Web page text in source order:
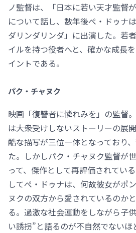
ノ監督は、「日本に若い天才監督
について話し、数年後ぺ・ドゥナ
ダリンダリンダ」に出演した。若
イルを持つ役者へと、確かな成長
イントである。
パク・チャヌク
映画「復讐者に憐れみを」の監督
は大衆受けしないストーリーの展
酷な描写が三位一体となっており
た。しかしパク・チャヌク監督が
って、傑作として再評価されてい
してぺ・ドゥナは、何故彼女がポ
ヌクの双方から愛されているのか
る。過激な社会運動をしながら子
い誘拐”と語るのが不自然でない